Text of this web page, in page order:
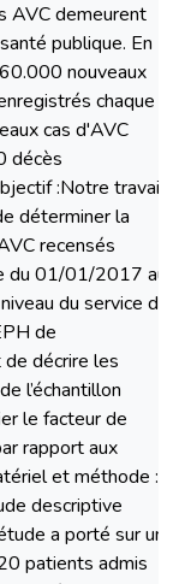
AVC demeurent
publique. En
nouveaux
chaque
cas d'AVC
décès
:Notre travail
déterminer la
recensés
du 01/01/2017 au
du service de
de
décrire les
l’échantillon
le facteur de
rapport aux
et méthode :
descriptive
a porté sur un
patients admis